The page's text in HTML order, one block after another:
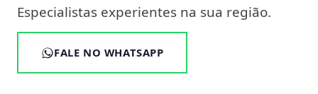
Especialistas experientes na sua região.
FALE NO WHATSAPP